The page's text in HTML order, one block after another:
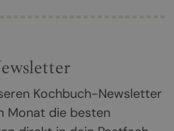
Kochbuch-Newsletter
Monat die besten